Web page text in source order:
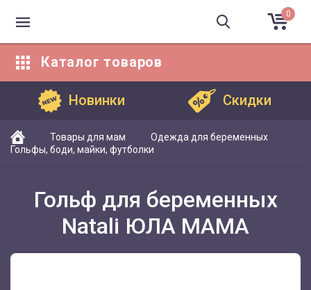
0
Каталог товаров
Новинки Скидки
Товары для мам
Одежда для беременных
Гольфы, боди, майки, футболки
Гольф для беременных
Natali ЮЛА МАМА